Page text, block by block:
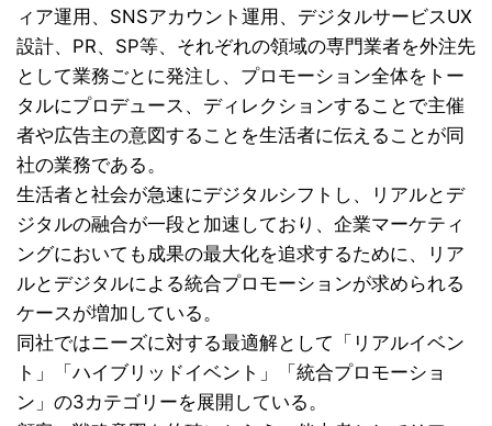
ィア運用、SNSアカウント運用、デジタルサービスUX
設計、PR、SP等、それぞれの領域の専門業者を外注先
として業務ごとに発注し、プロモーション全体をトー
タルにプロデュース、ディレクションすることで主催
者や広告主の意図することを生活者に伝えることが同
社の業務である。
生活者と社会が急速にデジタルシフトし、リアルとデ
ジタルの融合が一段と加速しており、企業マーケティ
ングにおいても成果の最大化を追求するために、リア
ルとデジタルによる統合プロモーションが求められる
ケースが増加している。
同社ではニーズに対する最適解として「リアルイベン
ト」「ハイブリッドイベント」「統合プロモーショ
ン」の3カテゴリーを展開している。